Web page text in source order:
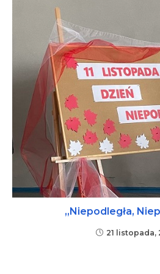
„Niepodległa,
21 listopada,